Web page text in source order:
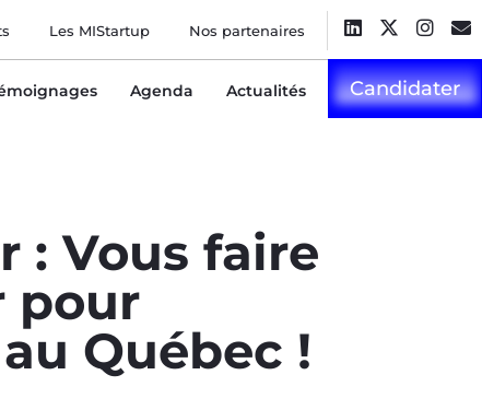
Les MIStartup Nos partenaires
Agenda Actualités Candidater
: Vous faire
pour
Québec !